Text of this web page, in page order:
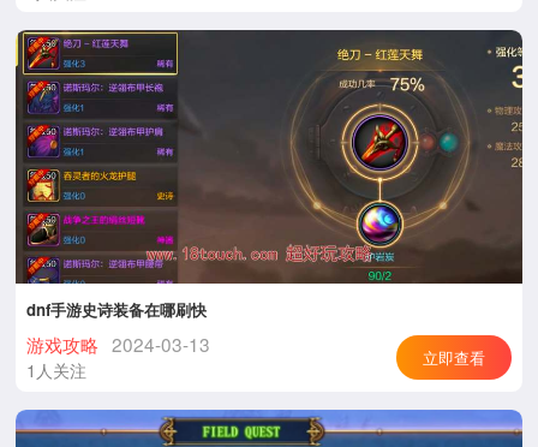
dnf手游史诗装备在哪刷快
游戏攻略 2024-03-13
1人关注
立即查看